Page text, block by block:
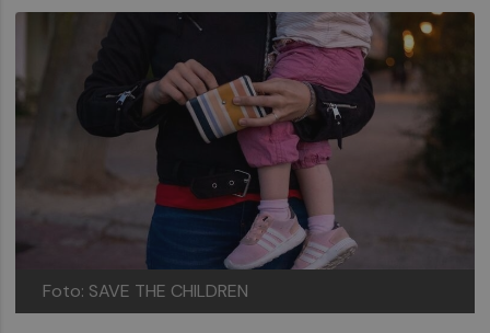
Foto: SAVE THE CHILDREN